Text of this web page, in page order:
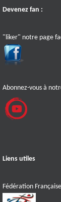
Devenez fan :
"liker" notre page
Abonnez-vous à
Liens utiles
Fédération